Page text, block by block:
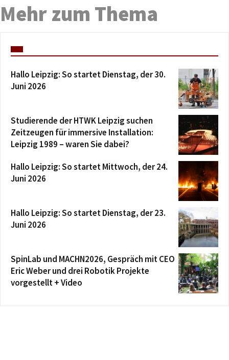
Mehr zum Thema
Hallo Leipzig: So startet Dienstag, der 30.
Juni 2026
Studierende der HTWK Leipzig suchen
Zeitzeugen für immersive Installation:
Leipzig 1989 – waren Sie dabei?
Hallo Leipzig: So startet Mittwoch, der 24.
Juni 2026
Hallo Leipzig: So startet Dienstag, der 23.
Juni 2026
SpinLab und MACHN2026, Gespräch mit CEO
Eric Weber und drei Robotik Projekte
vorgestellt + Video